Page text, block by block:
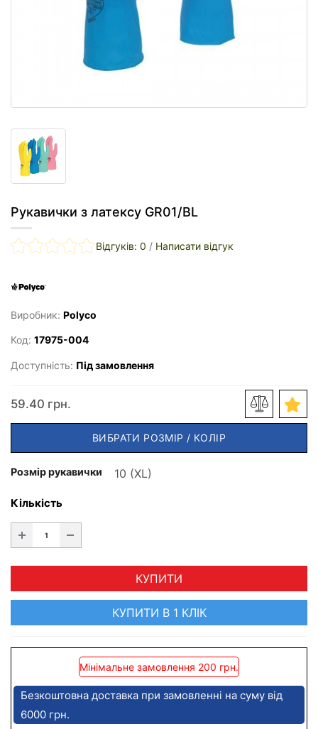
Рукавички з латексу GR01/BL
Відгуків: 0 / Написати відгук
Виробник: Polyco
Код: 17975-004
Доступність: Під замовлення
59.40 грн.
ВИБРАТИ РОЗМІР / КОЛІР
Розмір рукавички
Кількість
КУПИТИ
КУПИТИ В 1 КЛІК
Мінімальне замовлення 200 грн.
Безкоштовна доставка при замовленні на суму від
6000 грн.